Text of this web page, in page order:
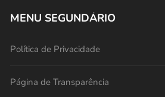
MENU SEGUNDÁRIO
Política de Privacidade
Página de Transparência